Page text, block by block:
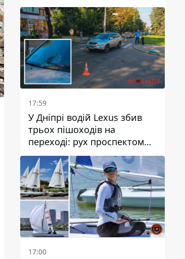
17:59
У Дніпрі водій Lexus збив
трьох пішоходів на
переході: рух проспектом
Науки ускладнений
17:00